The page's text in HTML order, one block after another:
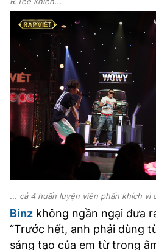
... cả 4 huấn luyện viên phấn khích vì
Binz không ngần ngại đưa
“Trước hết, anh phải dùng
sáng tạo của em từ trong